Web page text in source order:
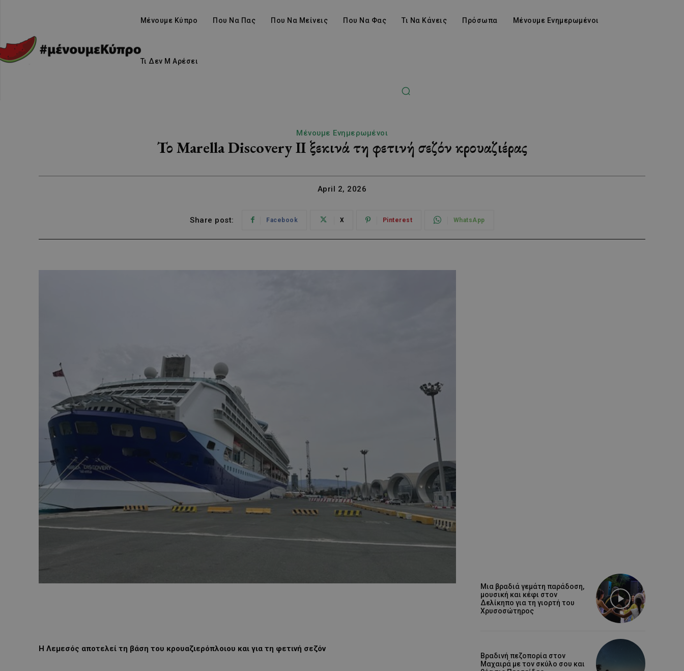
Μένουμε Κύπρο Που Να Πας Που Να Μείνεις Που Να Φας Τι Να Κάνεις Πρόσωπα Μένουμε Ενημερωμένοι
Τι Δεν Μ Αρέσει
Μένουμε Ενημερωμένοι
Το Marella Discovery II ξεκινά τη φετινή σεζόν κρουαζιέρας
April 2, 2026
Share post: Facebook X Pinterest WhatsApp
Η Λεμεσός αποτελεί τη βάση του κρουαζιερόπλοιου και για τη φετινή σεζόν
Μια βραδιά γεμάτη παράδοση,
μουσική και κέφι στον
Δελίκηπο για τη γιορτή του
Χρυσοσώτηρος
Βραδινή πεζοπορία στον
Μαχαιρά με τον σκύλο σου και